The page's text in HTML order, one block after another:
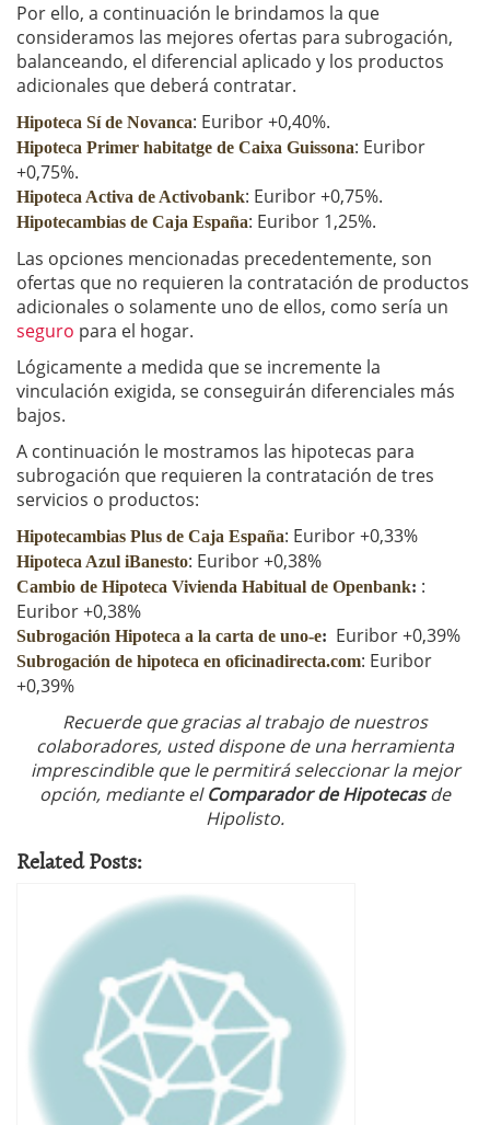
Por ello, a continuación le brindamos la que
consideramos las mejores ofertas para subrogación,
balanceando, el diferencial aplicado y los productos
adicionales que deberá contratar.
Hipoteca Sí de Novanca: Euribor +0,40%.
Hipoteca Primer habitatge de Caixa Guissona: Euribor
+0,75%.
Hipoteca Activa de Activobank: Euribor +0,75%.
Hipotecambias de Caja España: Euribor 1,25%.
Las opciones mencionadas precedentemente, son
ofertas que no requieren la contratación de productos
adicionales o solamente uno de ellos, como sería un
seguro para el hogar.
Lógicamente a medida que se incremente la
vinculación exigida, se conseguirán diferenciales más
bajos.
A continuación le mostramos las hipotecas para
subrogación que requieren la contratación de tres
servicios o productos:
Hipotecambias Plus de Caja España: Euribor +0,33%
Hipoteca Azul iBanesto: Euribor +0,38%
Cambio de Hipoteca Vivienda Habitual de Openbank: :
Euribor +0,38%
Subrogación Hipoteca a la carta de uno-e: Euribor +0,39%
Subrogación de hipoteca en oficinadirecta.com: Euribor
+0,39%
Recuerde que gracias al trabajo de nuestros
colaboradores, usted dispone de una herramienta
imprescindible que le permitirá seleccionar la mejor
opción, mediante elComparador de Hipotecasde
Hipolisto.
Related Posts: